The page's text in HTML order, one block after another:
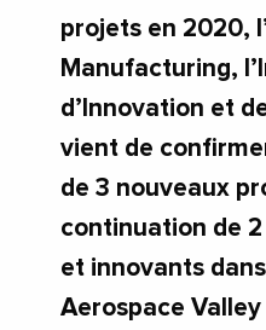
projets en 2020,
Manufacturing,
d’Innovation et
vient de
de 3 nouveaux
continuation de
et innovants
Aerospace